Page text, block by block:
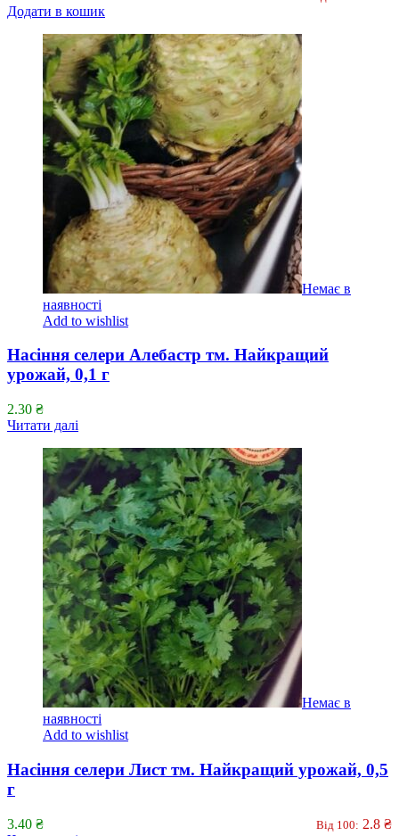
Додати в кошик
Немає в
наявності
Add to wishlist
Насіння селери Алебастр тм. Найкращий
урожай, 0,1 г
2.30 ₴
Читати далі
Немає в
наявності
Add to wishlist
Насіння селери Лист тм. Найкращий урожай, 0,5
г
3.40 ₴ Від 100: 2.8 ₴